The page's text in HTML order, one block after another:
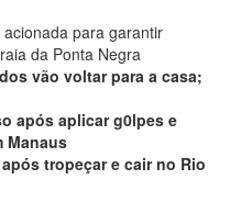
para garantir
da Ponta Negra
vão voltar para a casa;
após aplicar g0lpes e
Manaus
tropeçar e cair no Rio